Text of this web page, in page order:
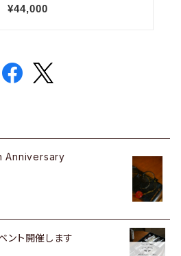
Anniversary
ト開催します